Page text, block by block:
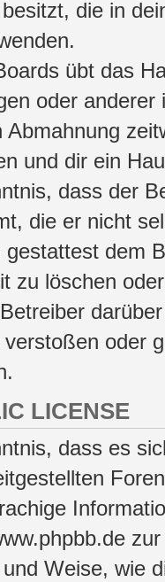
die in
übt das
oder
Abmahnung
und dir ein
dass der
die er nicht
dem
zu löschen
oder
LICENSE
dass es
Weise, wie